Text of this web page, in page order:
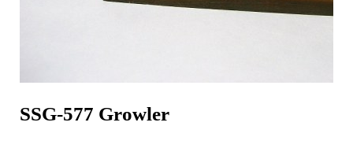
SSG-577 Growler